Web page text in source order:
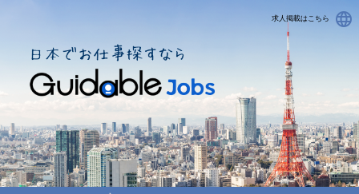
求人掲載はこちら language